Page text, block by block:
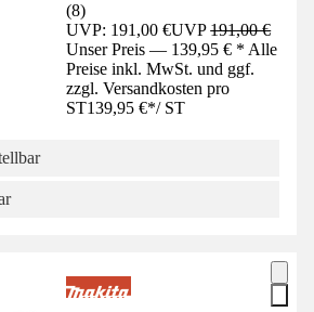
(8)
UVP: 191,00 €UVP191,00 €
Unser Preis — 139,95 € * Alle
Preise inkl. MwSt. und ggf.
zzgl. Versandkosten pro
ST139,95 €*/ ST